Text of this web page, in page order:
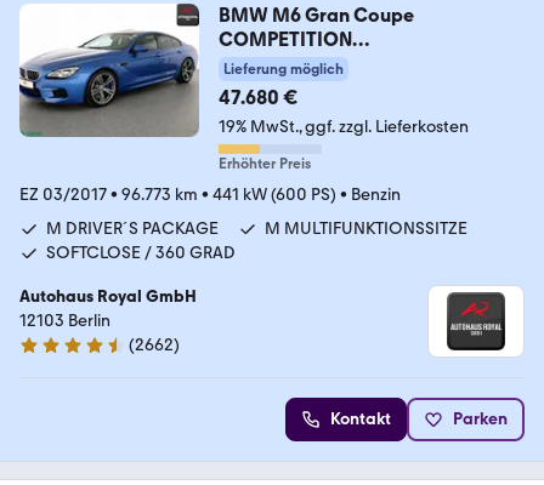
BMW M6 Gran Coupe
COMPETITION
BANG+O,CARBON,TV,HUD
Lieferung möglich
47.680 €
19% MwSt. ggf. zzgl. Lieferkosten
Erhöhter Preis
EZ 03/2017• 96.773 km • 441 kW (600 PS) • Benzin
M DRIVER´S PACKAGE
M MULTIFUNKTIONSSITZE
SOFTCLOSE / 360 GRAD
Autohaus Royal GmbH
12103 Berlin
4.6 Sterne
(2662)
Kontakt Parken